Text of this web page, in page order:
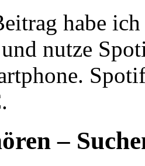
habe
nutze
–